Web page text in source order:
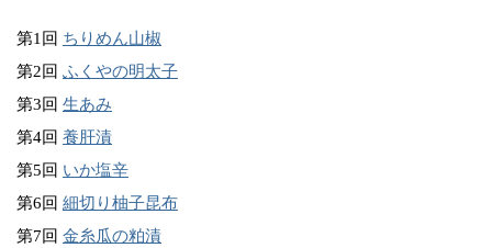
第1回 ちりめん山椒
第2回 ふくやの明太子
第3回 生あみ
第4回 養肝漬
第5回 いか塩辛
第6回 細切り柚子昆布
第7回 金糸瓜の粕漬